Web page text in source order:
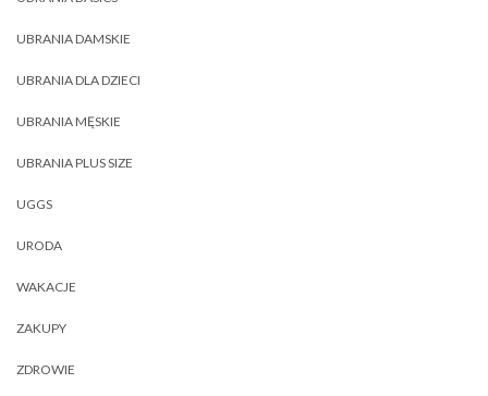
UBRANIA DAMSKIE
UBRANIA DLA DZIECI
UBRANIA MĘSKIE
UBRANIA PLUS SIZE
UGGS
URODA
WAKACJE
ZAKUPY
ZDROWIE